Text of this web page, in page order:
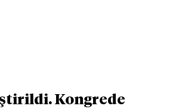
Kongrede